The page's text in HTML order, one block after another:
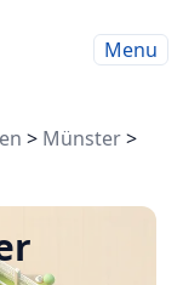
Menu
> Münster>